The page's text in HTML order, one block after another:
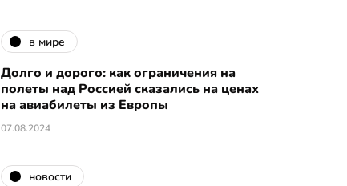
в мире
Долго и дорого: как ограничения на
полеты над Россией сказались на ценах
на авиабилеты из Европы
07.08.2024
новости